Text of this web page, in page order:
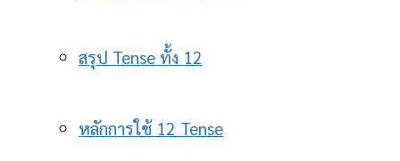
สรุป Tense ทั้ง 12
หลักการใช้ 12 Tense